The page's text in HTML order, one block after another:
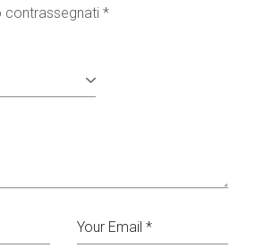
contrassegnati*